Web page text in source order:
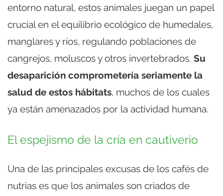
entorno natural, estos animales juegan un papel
crucial en el equilibrio ecológico de humedales,
manglares y ríos, regulando poblaciones de
cangrejos, moluscos y otros invertebrados. Su
desaparición comprometería seriamente la
salud de estos hábitats, muchos de los cuales
ya están amenazados por la actividad humana.
El espejismo de la cría en cautiverio
Una de las principales excusas de los cafés de
nutrias es que los animales son criados de